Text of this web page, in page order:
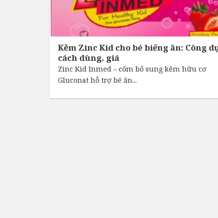
Kẽm Zinc Kid cho bé biếng ăn: Công
cách dùng, giá
Zinc Kid Inmed – cốm bổ sung kẽm hữu cơ
Gluconat hỗ trợ bé ăn...